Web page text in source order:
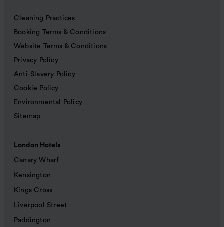
Cleaning Practices
Booking Terms & Conditions
Website Terms & Conditions
Privacy Policy
Anti-Slavery Policy
Cookie Policy
Environmental Policy
Sitemap
London Hotels
Canary Wharf
Kensington
Kings Cross
Liverpool Street
Paddington